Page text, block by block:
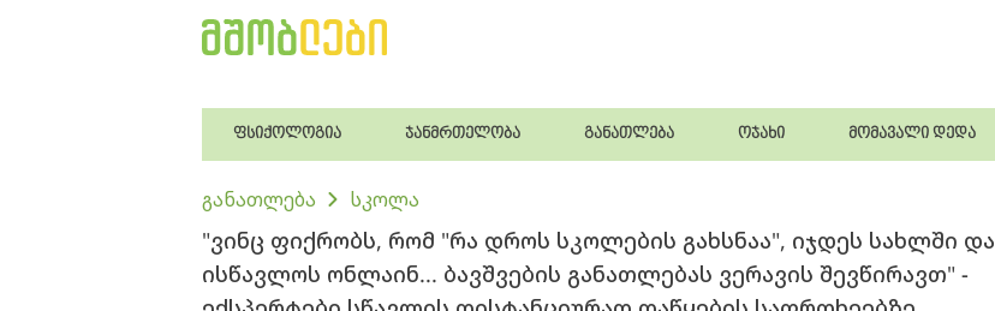
ფსიქოლოგია ჯანმრთელობა განათლება ოჯახი მომავალი დედა
განათლება სკოლა
"ვინც ფიქრობს, რომ "რა დროს სკოლების გახსნაა", იჯდეს სახლში და
ისწავლოს ონლაინ... ბავშვების განათლებას ვერავის შევწირავთ" -